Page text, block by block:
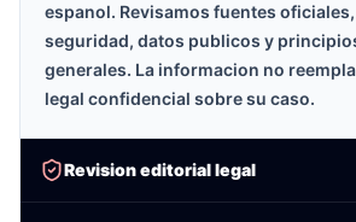
espanol. Revisamos fuentes
seguridad, datos publicos y
generales. La informacion no
legal confidencial sobre su caso.
Revision editorial legal